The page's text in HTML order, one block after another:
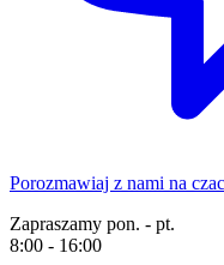
Porozmawiaj z nami na
Zapraszamy pon. - pt.
8:00 - 16:00